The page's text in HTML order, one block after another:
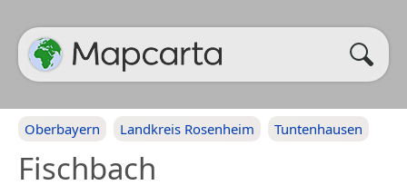
Oberbayern Landkreis Rosenheim Tuntenhausen
Fischbach